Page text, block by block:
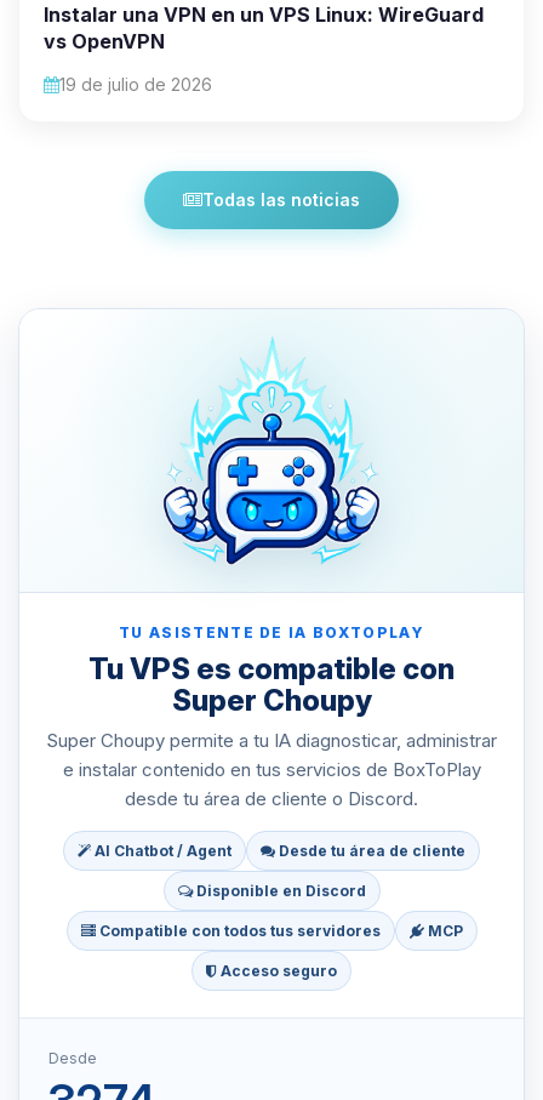
Instalar una VPN en un VPS Linux: WireGuard
vs OpenVPN
19 de julio de 2026
Todas las noticias
TU ASISTENTE DE IA BOXTOPLAY
Tu VPS es compatible con
Super Choupy
Super Choupy permite a tu IA diagnosticar, administrar
e instalar contenido en tus servicios de BoxToPlay
desde tu área de cliente o Discord.
AI Chatbot / Agent Desde tu área de cliente
Disponible en Discord
Compatible con todos tus servidores MCP
Acceso seguro
Desde